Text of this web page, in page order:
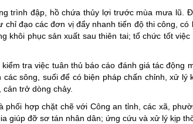
trình đập, hồ chứa thủy lợi trước mùa mưa lũ.
đạo các đơn vị đẩy nhanh tiến độ thi công, có
khôi phục sản xuất sau thiên tai; tổ chức tốt việc
tra việc tuân thủ báo cáo đánh giá tác động
sông, suối để có biện pháp chấn chỉnh, xử lý
trở dòng chảy.
hợp chặt chẽ với Công an tỉnh, các xã,
giúp đỡ sơ tán nhân dân; ứng cứu và xử lý kịp